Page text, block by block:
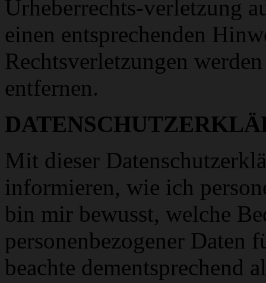
Urheberrechts-verletzung
einen entsprechenden
Rechtsverletzungen
entfernen.
Mit dieser
informieren, wie ich
bin mir bewusst, welche
personenbezogener Daten
beachte dementsprechend